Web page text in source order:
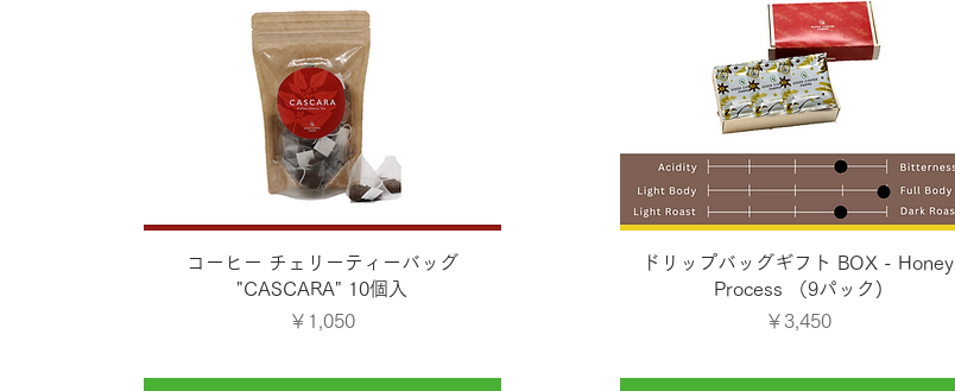
クイックビュー
コーヒー チェリーティーバッグ
"CASCARA" 10個入
価格
￥1,050
クイックビュー
ドリップバッグギフト BOX - Honey
Process （9パック)
価格
￥3,450